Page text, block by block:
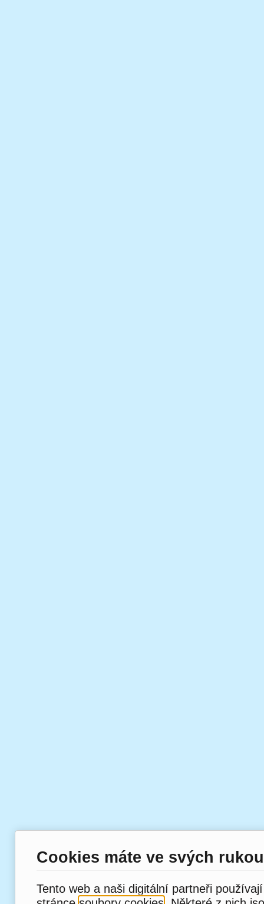
Cookies máte ve svých rukou
Tento web a naši digitální partneři